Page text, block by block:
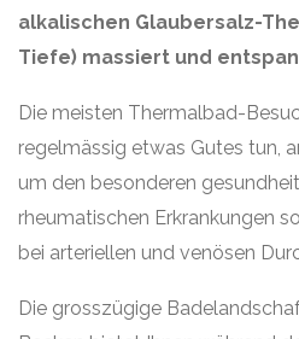
alkalischen Glaubersalz-
Tiefe) massiert und
Die meisten Thermalbad-
regelmässig etwas Gutes tun,
um den besonderen
rheumatischen Erkrankungen
bei arteriellen und venösen
Die grosszügige